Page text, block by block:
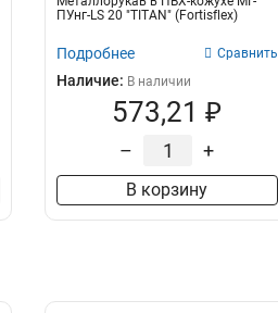
ПУнг-LS 20 "TITAN" (Fortisflex)
Подробнее Сравнить
Наличие: В наличии
573,21 ₽
– +
В корзину